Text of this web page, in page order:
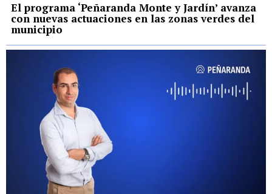
El programa ‘Peñaranda Monte y Jardín’ avanza
con nuevas actuaciones en las zonas verdes del
municipio